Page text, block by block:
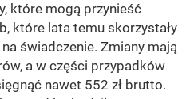
które mogą przynieść
które lata temu skorzystały
świadczenie. Zmiany mają
a w części przypadków
nawet 552 zł brutto.